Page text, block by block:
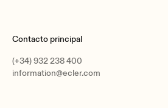
Contacto principal
(+34) 932 238 400
information@ecler.com